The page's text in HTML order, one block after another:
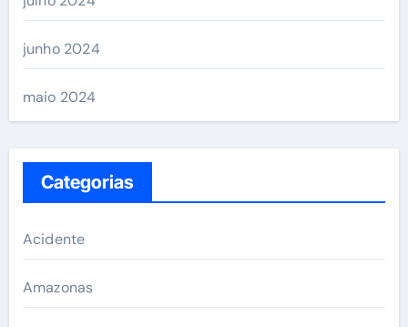
junho 2024
maio 2024
Categorias
Acidente
Amazonas